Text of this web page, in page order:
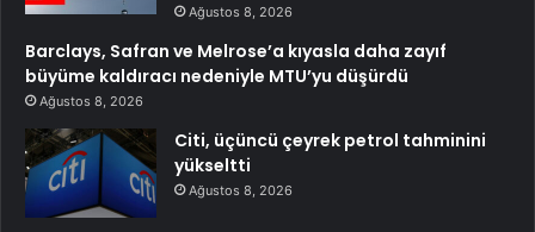
Ağustos 8, 2026
Barclays, Safran ve Melrose’a kıyasla daha zayıf
büyüme kaldıracı nedeniyle MTU’yu düşürdü
Ağustos 8, 2026
Citi, üçüncü çeyrek petrol tahminini
yükseltti
Ağustos 8, 2026